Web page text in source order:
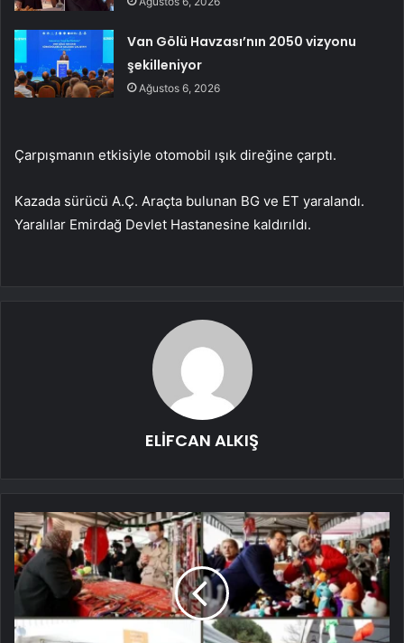
Van Gölü Havzası’nın 2050 vizyonu
şekilleniyor
Ağustos 6, 2026
Çarpışmanın etkisiyle otomobil ışık direğine çarptı.
Kazada sürücü A.Ç. Araçta bulunan BG ve ET yaralandı.
Yaralılar Emirdağ Devlet Hastanesine kaldırıldı.
ELİFCAN ALKIŞ